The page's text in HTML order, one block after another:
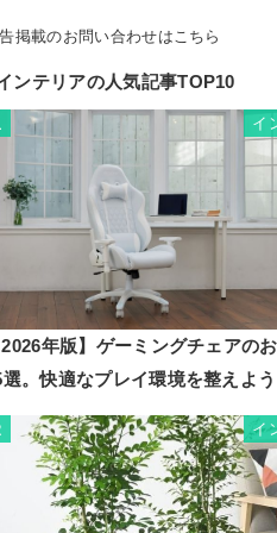
掲載のお問い合わせはこちら
ンテリアの人気記事TOP10
イ
年版】ゲーミングチェアの
。快適なプレイ環境を整えよう
イ